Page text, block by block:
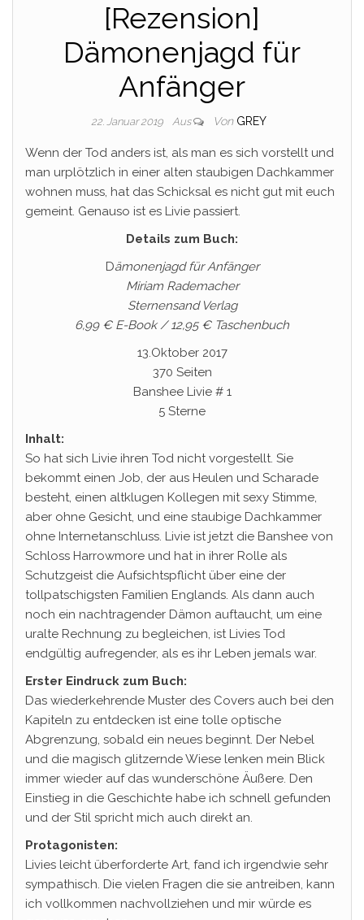
[Rezension]
Dämonenjagd für
Anfänger
22. Januar 2019 Aus Von GREY
Wenn der Tod anders ist, als man es sich vorstellt und
man urplötzlich in einer alten staubigen Dachkammer
wohnen muss, hat das Schicksal es nicht gut mit euch
gemeint. Genauso ist es Livie passiert.
Details zum Buch:
Dämonenjagd für Anfänger
Miriam Rademacher
Sternensand Verlag
6,99 € E-Book / 12,95 € Taschenbuch
13.Oktober 2017
370 Seiten
Banshee Livie # 1
5 Sterne
Inhalt:
So hat sich Livie ihren Tod nicht vorgestellt. Sie
bekommt einen Job, der aus Heulen und Scharade
besteht, einen altklugen Kollegen mit sexy Stimme,
aber ohne Gesicht, und eine staubige Dachkammer
ohne Internetanschluss. Livie ist jetzt die Banshee von
Schloss Harrowmore und hat in ihrer Rolle als
Schutzgeist die Aufsichtspflicht über eine der
tollpatschigsten Familien Englands. Als dann auch
noch ein nachtragender Dämon auftaucht, um eine
uralte Rechnung zu begleichen, ist Livies Tod
endgültig aufregender, als es ihr Leben jemals war.
Erster Eindruck zum Buch:
Das wiederkehrende Muster des Covers auch bei den
Kapiteln zu entdecken ist eine tolle optische
Abgrenzung, sobald ein neues beginnt. Der Nebel
und die magisch glitzernde Wiese lenken mein Blick
immer wieder auf das wunderschöne Äußere. Den
Einstieg in die Geschichte habe ich schnell gefunden
und der Stil spricht mich auch direkt an.
Protagonisten:
Livies leicht überforderte Art, fand ich irgendwie sehr
sympathisch. Die vielen Fragen die sie antreiben, kann
ich vollkommen nachvollziehen und mir würde es